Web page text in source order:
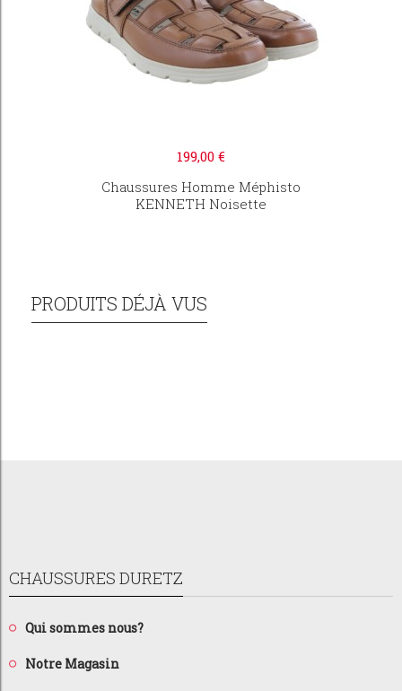
199,00 €
Chaussures Homme Méphisto
KENNETH Noisette
PRODUITS DÉJÀ VUS
CHAUSSURES DURETZ
Qui sommes nous?
Notre Magasin